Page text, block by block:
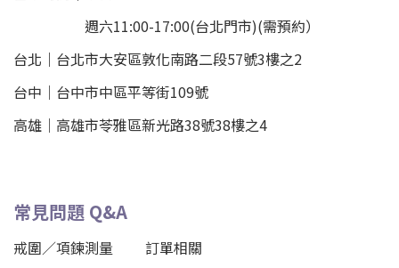
週六11:00-17:00(台北門市)(需預約）
台北 ｜ 台北市大安區敦化南路二段57號3樓之2
台中｜ 台中市中區平等街109號
高雄｜ 高雄市苓雅區新光路38號38樓之4
常見問題 Q&A
戒圍／項鍊測量
訂單相關